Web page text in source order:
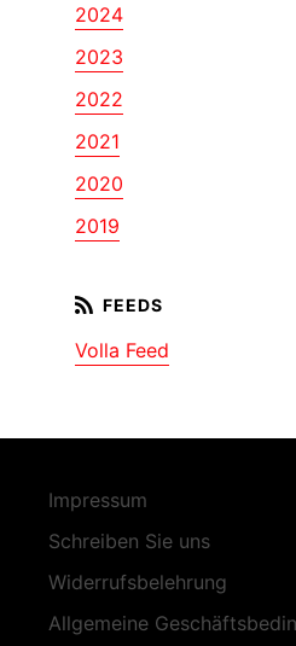
2024
2023
2022
2021
2020
2019
Volla Feed
Impressum
Schreiben Sie uns
Widerrufsbelehrung
Allgemeine